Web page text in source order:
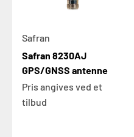
Safran
Safran 8230AJ
GPS/GNSS antenne
Pris angives ved et
tilbud